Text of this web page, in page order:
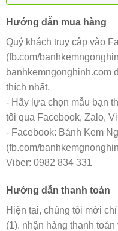
Hướng dẫn mua hàng
Quý khách truy cập vào
(fb.com/
banhkemngonghinh.com
thích nhất.
- Hãy lựa chọn mẫu bạn
tôi qua Facebook, Zalo,
- Facebook: Bánh Kem
(fb.com/
Viber: 0982 834 331
Hướng dẫn thanh toán
Hiện tại, chúng tôi mới
(1). nhận hàng thanh